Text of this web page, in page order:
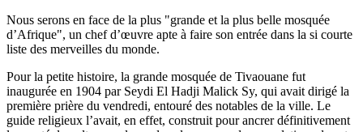
Nous serons en face de la plus "grande et la plus belle mosquée
d’Afrique", un chef d’œuvre apte à faire son entrée dans la si courte
liste des merveilles du monde.
Pour la petite histoire, la grande mosquée de Tivaouane fut
inaugurée en 1904 par Seydi El Hadji Malick Sy, qui avait dirigé la
première prière du vendredi, entouré des notables de la ville. Le
guide religieux l’avait, en effet, construit pour ancrer définitivement